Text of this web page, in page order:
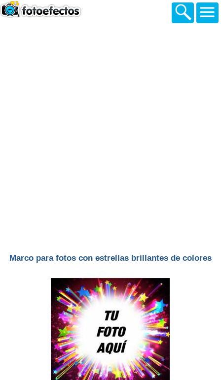
Marco para fotos con estrellas brillantes de colores